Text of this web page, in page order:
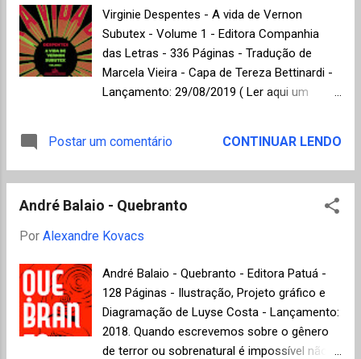
conceito moral ou místico norteando as
ações de todos os personagens, que se
tornam reféns de situações insólitas,
algumas vezes violentas, como se fossem
prisioneiros de um destino implacável do
maçãs que encontrou penduradas nos
abóboras e vermelhas como sangue – só
podem ser um presente de Deus que ele,
Virginie Despentes - A vida de Vernon
Subutex - Volume 1 - Editora Companhia
das Letras - 336 Páginas - Tradução de
Marcela Vieira - Capa de Tereza Bettinardi -
Lançamento: 29/08/2019 ( Ler aqui um
Despentes foi selecionada entre os seis
finalistas (shortlist) com este livro na versão
edição muito concorrida que acabou
Brasil em 2014 como Os Vagantes pela
editora Tinta Negra. A mesma Olga
Tokarczuk foi anunciada novamente este
mês com mais uma premiação importante,
o Nobel de Literatura 2018 , para se ter uma
Postar um comentário CONTINUAR LENDO
André Balaio - Quebranto
Por Alexandre Kovacs
André Balaio - Quebranto - Editora Patuá -
128 Páginas - Ilustração, Projeto gráfico e
Diagramação de Luyse Costa - Lançamento:
2018. Quando escrevemos sobre o gênero
de terror ou sobrenatural é impossível não